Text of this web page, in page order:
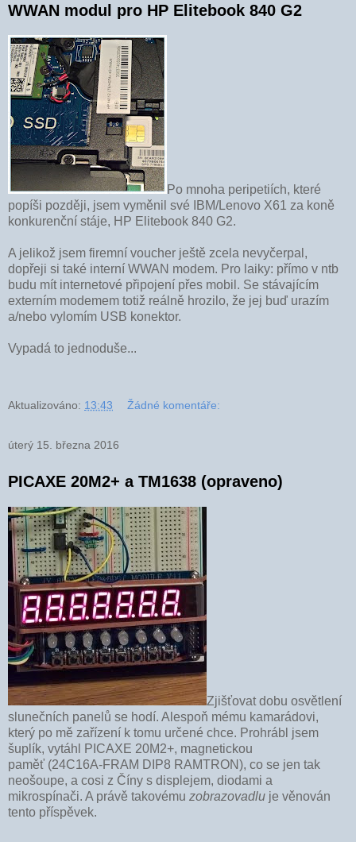
WWAN modul pro HP Elitebook 840 G2
Po mnoha peripetiích, které
popíši později, jsem vyměnil své IBM/Lenovo X61 za koně
konkurenční stáje, HP Elitebook 840 G2.
A jelikož jsem firemní voucher ještě zcela nevyčerpal,
dopřeji si také interní WWAN modem. Pro laiky: přímo v ntb
budu mít internetové připojení přes mobil. Se stávajícím
externím modemem totiž reálně hrozilo, že jej buď urazím
a/nebo vylomím USB konektor.
Vypadá to jednoduše...
Aktualizováno: 13:43 Žádné komentáře:
úterý 15. března 2016
PICAXE 20M2+ a TM1638 (opraveno)
Zjišťovat dobu osvětlení
slunečních panelů se hodí. Alespoň mému kamarádovi,
který po mě zařízení k tomu určené chce. Prohrábl jsem
šuplík, vytáhl PICAXE 20M2+, magnetickou
paměť (24C16A-FRAM DIP8 RAMTRON), co se jen tak
neošoupe, a cosi z Číny s displejem, diodami a
mikrospínači. A právě takovému zobrazovadlu je věnován
tento příspěvek.